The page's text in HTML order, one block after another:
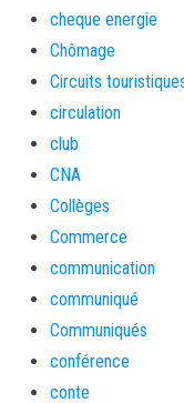
cheque energie
Chômage
Circuits
circulation
club
CNA
Collèges
Commerce
communication
communiqué
Communiqués
conférence
conte